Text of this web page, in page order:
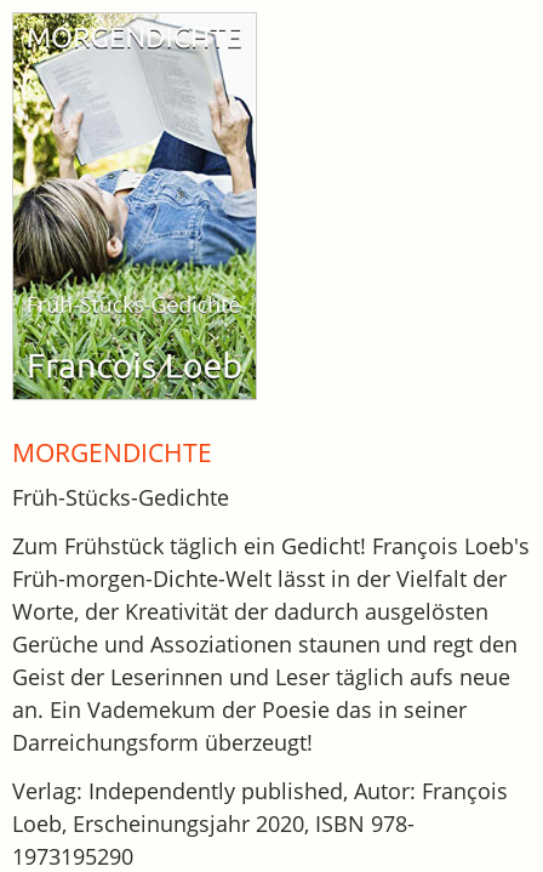
MORGENDICHTE
Früh-Stücks-Gedichte
Zum Frühstück täglich ein Gedicht! François Loeb's
Früh-morgen-Dichte-Welt lässt in der Vielfalt der
Worte, der Kreativität der dadurch ausgelösten
Gerüche und Assoziationen staunen und regt den
Geist der Leserinnen und Leser täglich aufs neue
an. Ein Vademekum der Poesie das in seiner
Darreichungsform überzeugt!
Verlag: Independently published, Autor: François
Loeb, Erscheinungsjahr 2020, ISBN 978-
1973195290